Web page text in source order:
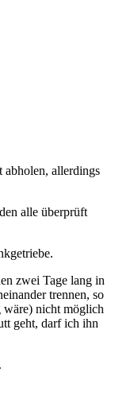
abholen, allerdings
alle überprüft
zwei Tage lang in
trennen, so
wäre) nicht möglich
geht, darf ich ihn